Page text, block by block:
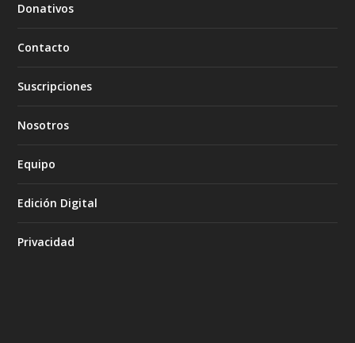
Donativos
Contacto
Suscripciones
Nosotros
Equipo
Edición Digital
Privacidad